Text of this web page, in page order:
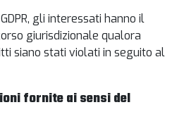
gli interessati hanno il
giurisdizionale qualora
siano stati violati in seguito al
fornite ai sensi del